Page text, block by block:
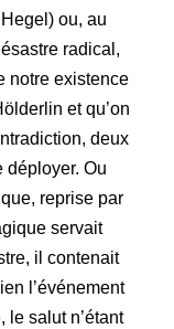
ou, au
radical,
notre existence
et qu’on
deux
déployer. Ou
reprise par
servait
il contenait
l’événement
le salut n’étant